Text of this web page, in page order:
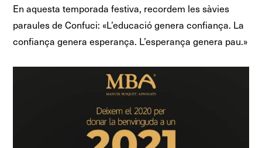
En aquesta temporada festiva, recordem les sàvies
paraules de Confuci: «L’educació genera confiança. La
confiança genera esperança. L’esperança genera pau.»